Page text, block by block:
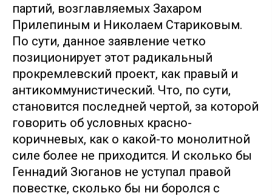
партий, возглавляемых Захаром
Прилепиным и Николаем Стариковым.
По сути, данное заявление четко
позиционирует этот радикальный
прокремлевский проект, как правый и
антикоммунистический. Что, по сути,
становится последней чертой, за которой
говорить об условных красно-
коричневых, как о какой-то монолитной
силе более не приходится. И сколько бы
Геннадий Зюганов не уступал правой
повестке, сколько бы ни боролся с